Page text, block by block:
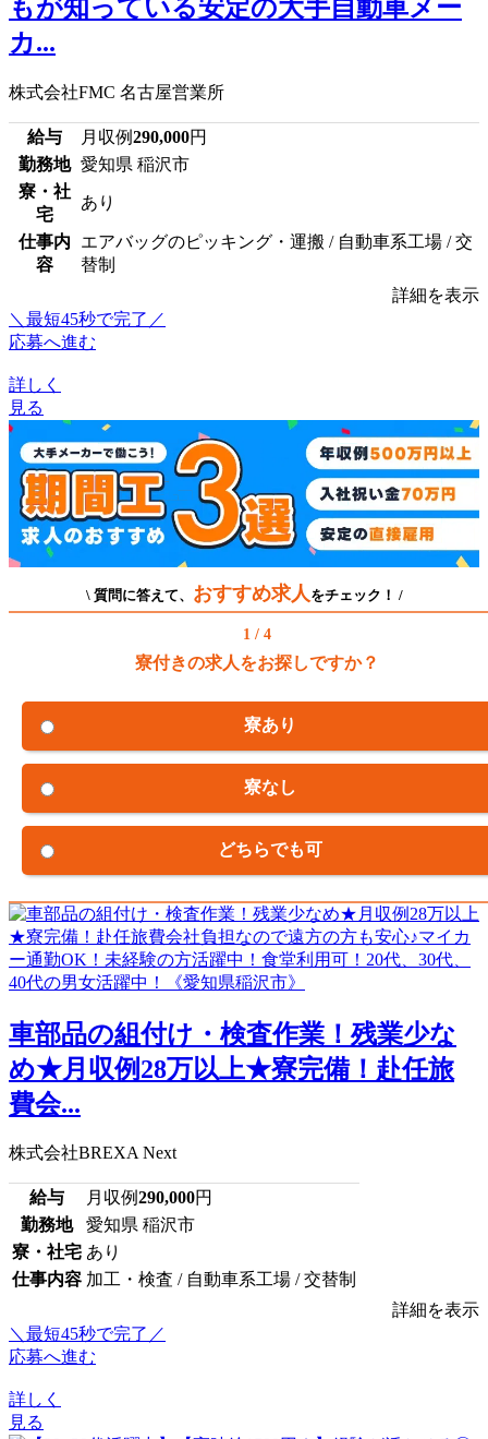
もが知っている安定の大手自動車メー
カ...
株式会社FMC 名古屋営業所
給与 月収例290,000円
勤務地 愛知県 稲沢市
寮・社
宅
あり
仕事内
容
エアバッグのピッキング・運搬 / 自動車系工場 / 交
替制
詳細を表示
＼最短45秒で完了／
応募へ進む
詳しく
見る
\ 質問に答えて、 おすすめ求人 をチェック！ /
1 / 4
寮付きの求人をお探しですか？
寮あり
寮なし
どちらでも可
車部品の組付け・検査作業！残業少な
め★月収例28万以上★寮完備！赴任旅
費会...
株式会社BREXA Next
給与 月収例290,000円
勤務地
愛知県 稲沢市
寮・社宅 あり
仕事内容 加工・検査 / 自動車系工場 / 交替制
詳細を表示
＼最短45秒で完了／
応募へ進む
詳しく
見る